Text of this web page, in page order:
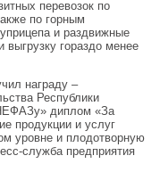
перевозок по
по горным
и раздвижные
гораздо менее
награду –
Республики
диплом «За
продукции и услуг
уровне и плодотворную
служба предприятия